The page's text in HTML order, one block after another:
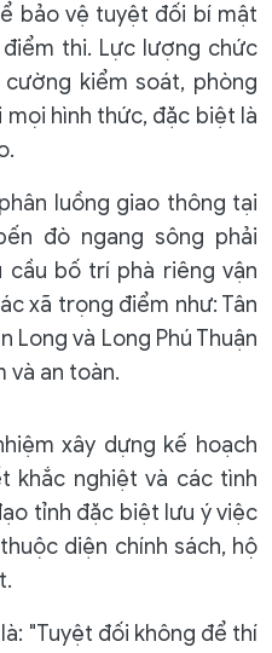
bảo vệ tuyệt đối bí mật
thi. Lực lượng chức
kiểm soát, phòng
mọi hình thức, đặc biệt là
luồng giao thông tại
đò ngang sông phải
cầu bố trí phà riêng vận
xã trọng điểm như: Tân
Long và Long Phú Thuận
và an toàn.
xây dựng kế hoạch
khắc nghiệt và các tình
tỉnh đặc biệt lưu ý việc
diện chính sách, hộ
"Tuyệt đối không để thí